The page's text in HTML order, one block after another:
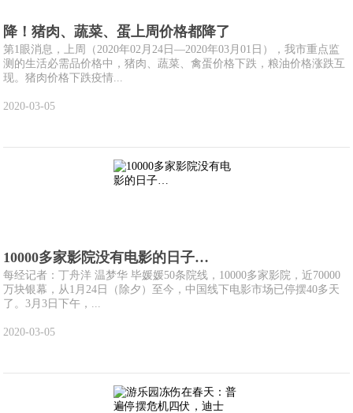
降！猪肉、蔬菜、蛋上周价格都降了
第1眼消息，上周（2020年02月24日—2020年03月01日），我市重点监
测的生活必需品价格中，猪肉、蔬菜、禽蛋价格下跌，粮油价格涨跌互
现。猪肉价格下跌疫情...
2020-03-05
10000多家影院没有电影的日子…
每经记者：丁舟洋 温梦华 毕媛媛50条院线，10000多家影院，近70000
万块银幕，从1月24日（除夕）至今，中国线下电影市场已停摆40多天
了。3月3日下午，...
2020-03-05